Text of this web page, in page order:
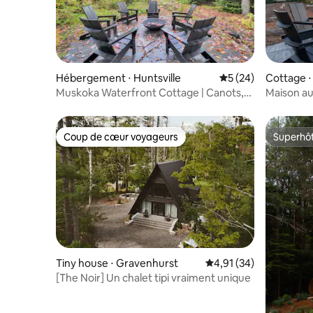
Hébergement ⋅ Huntsville Évaluation
5 (24)
Muskoka Waterfront Cottage | Canots,
Cottage
Maison
Coup de cœur voyageurs
Coup de cœur voyageurs
Tiny house ⋅ Gravenhurst Évaluation moyenne
4,91 (34)
[The Noir] Un chalet tipi vraiment unique